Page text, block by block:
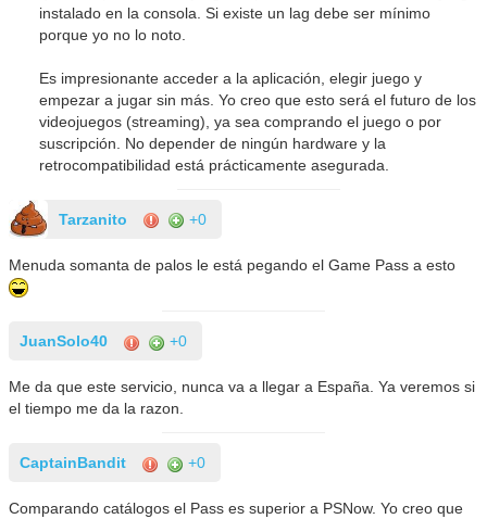
instalado en la consola. Si existe un lag debe ser mínimo
porque yo no lo noto.
Es impresionante acceder a la aplicación, elegir juego y
empezar a jugar sin más. Yo creo que esto será el futuro de los
videojuegos (streaming), ya sea comprando el juego o por
suscripción. No depender de ningún hardware y la
retrocompatibilidad está prácticamente asegurada.
Tarzanito +0
Menuda somanta de palos le está pegando el Game Pass a esto
JuanSolo40 +0
Me da que este servicio, nunca va a llegar a España. Ya veremos si
el tiempo me da la razon.
CaptainBandit +0
Comparando catálogos el Pass es superior a PSNow. Yo creo que